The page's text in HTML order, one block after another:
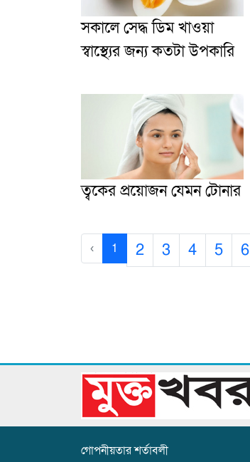
সকালে সেদ্ধ ডিম খাওয়া
স্বাস্থ্যের জন্য কতটা উপকারি
ত্বকের প্রয়োজন যেমন টোনার
‹ 1 2 3 4 5 6
গোপনীয়তার শর্তাবলী